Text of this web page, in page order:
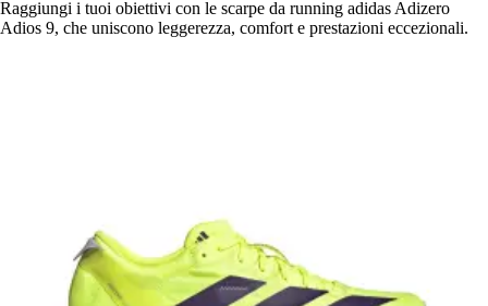
Raggiungi i tuoi obiettivi con le scarpe da running adidas Adizero
Adios 9, che uniscono leggerezza, comfort e prestazioni eccezionali.